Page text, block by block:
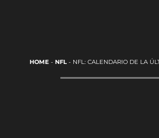
HOME- NFL- NFL: CALENDARIO DE LA